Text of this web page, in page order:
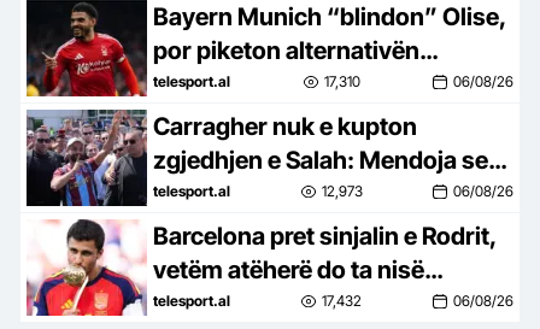
Bayern Munich “blindon” Olise,
por piketon alternativën
kryesore në rast largimi
telesport.al 17,310 06/08/26
Carragher nuk e kupton
zgjedhjen e Salah: Mendoja se
do të shkonte te Milani ose
Juventusi
telesport.al 12,973 06/08/26
Barcelona pret sinjalin e Rodrit,
vetëm atëherë do ta nisë
ofensivën për mesfushorin
telesport.al 17,432 06/08/26